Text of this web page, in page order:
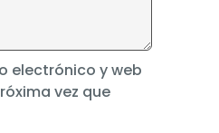
electrónico y web
vez que